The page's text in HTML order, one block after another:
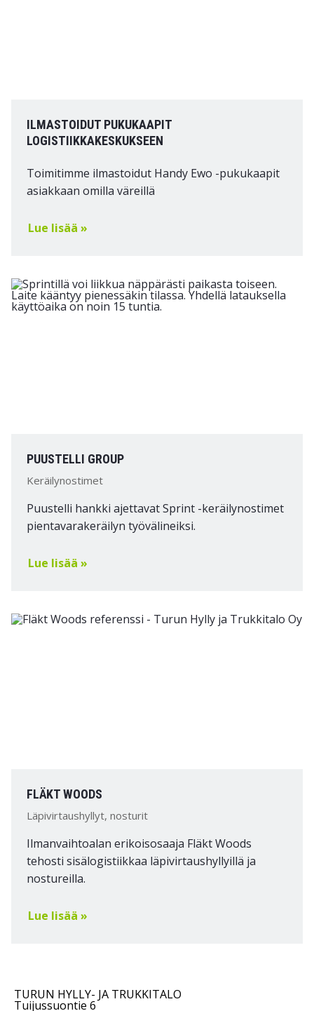
ILMASTOIDUT PUKUKAAPIT
LOGISTIIKKAKESKUKSEEN
Toimitimme ilmastoidut Handy Ewo -pukukaapit
asiakkaan omilla väreillä
Lue lisää »
PUUSTELLI GROUP
Keräilynostimet
Puustelli hankki ajettavat Sprint -keräilynostimet
pientavarakeräilyn työvälineiksi.
Lue lisää »
FLÄKT WOODS
Läpivirtaushyllyt, nosturit
Ilmanvaihtoalan erikoisosaaja Fläkt Woods
tehosti sisälogistiikkaa läpivirtaushyllyillä ja
nostureilla.
Lue lisää »
TURUN HYLLY- JA TRUKKITALO
Tuijussuontie 6